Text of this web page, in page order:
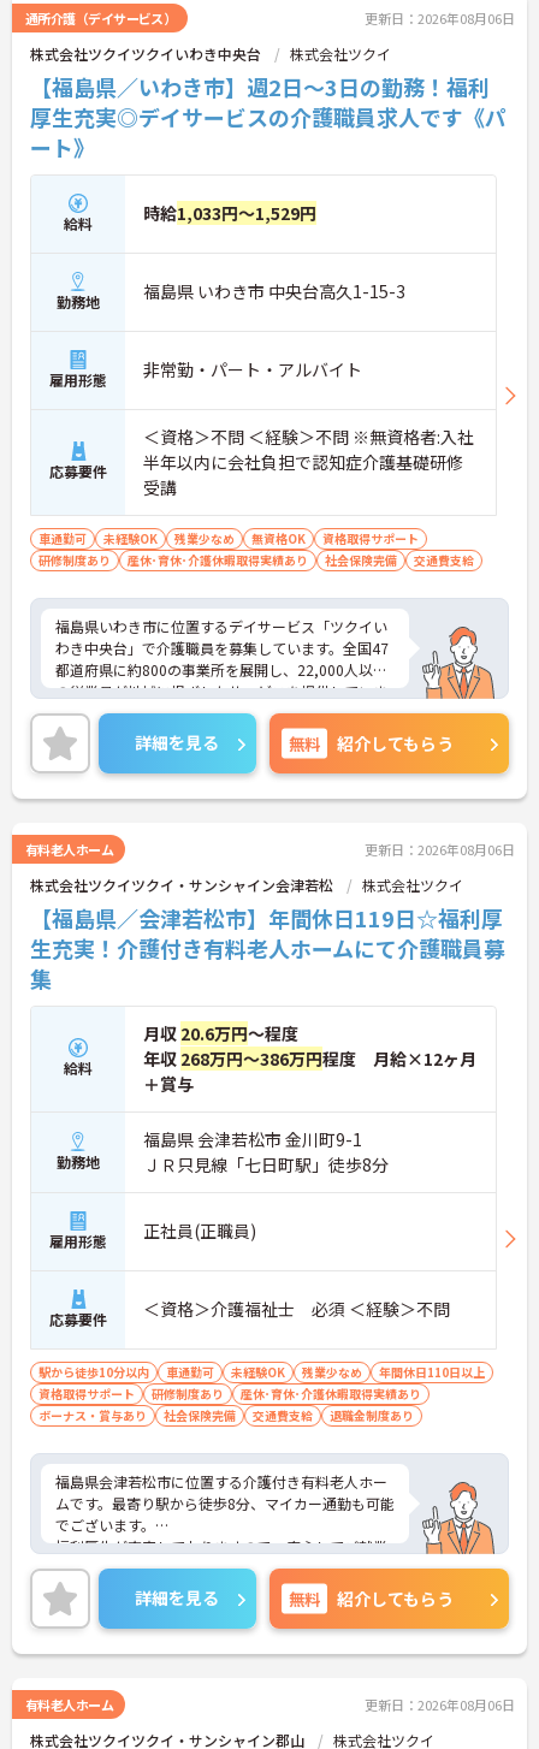
のある方には、面接対策ポイントなど、さらに詳細
をお話ししますのでお気軽にご相談ください！
通所介護（デイサービス） 更新日：2026年08月06日
株式会社ツクイツクイいわき中央台 株式会社ツクイ
【福島県／いわき市】週2日～3日の勤務！福利
厚生充実◎デイサービスの介護職員求人です《パ
ート》
給料 時給1,033円～1,529円
勤務地 福島県 いわき市 中央台高久1-15-3
雇用形態 非常勤・パート・アルバイト
応募要件
＜資格＞不問 ＜経験＞不問 ※無資格者:入社
半年以内に会社負担で認知症介護基礎研修
受講
車通勤可 未経験OK 残業少なめ 無資格OK
資格取得サポート
研修制度あり
産休･育休･介護休暇取得実績あり 社会保険完備 交通費支給
福島県いわき市に位置するデイサービス「ツクイい
わき中央台」で介護職員を募集しています。全国47
都道府県に約800の事業所を展開し、22,000人以上
の従業員が地域に根ざしたサービスを提供していま
す（2025年3月時点）。介護系の資格や経験が無い
方もチャレンジいただけます♪充実したサポート体
制と教育制度が整っており、経験を活かして正社員
を目指すことも可能です。職場はチームワークを重
視し、他職種との連携もスムーズ。夜勤がなく、日
すい環境です。子育て中の方や、ライフスタイルに
合わせた働き方を希望する方に最適です。ご興味の
ある方には、面接対策ポイントなど、さらに詳細を
お話ししますのでお気軽にご相談ください！
詳細を見る 無料 紹介してもらう
有料老人ホーム 更新日：2026年08月06日
株式会社ツクイツクイ・サンシャイン会津若松 株式会社ツクイ
【福島県／会津若松市】年間休日119日☆福利厚
生充実！介護付き有料老人ホームにて介護職員募
集
給料
月収 20.6万円～程度
年収 268万円～386万円程度 月給×12ヶ月
＋賞与
勤務地
福島県 会津若松市 金川町9-1
ＪＲ只見線「七日町駅」徒歩8分
雇用形態 正社員(正職員)
応募要件 ＜資格＞介護福祉士 必須 ＜経験＞不問
駅から徒歩10分以内 車通勤可 未経験OK 残業少なめ
年間休日110日以上
資格取得サポート
研修制度あり
産休･育休･介護休暇取得実績あり
ボーナス・賞与あり
社会保険完備 交通費支給 退職金制度あり
福島県会津若松市に位置する介護付き有料老人ホー
ムです。最寄り駅から徒歩8分、マイカー通勤も可能
でございます。
福利厚生が充実しておりますので、安心してご就業
いただけます。
年間休日が119日としっかりお休みを取得できるの
で、ワークライフバランスを大切にしたい方におす
すめです。
ご興味のある方には、面接対策ポイントなど、さら
さい！
詳細を見る 無料 紹介してもらう
有料老人ホーム 更新日：2026年08月06日
株式会社ツクイツクイ・サンシャイン郡山 株式会社ツクイ